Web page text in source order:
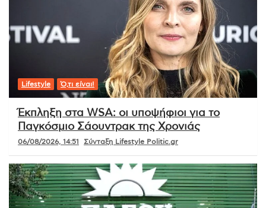
Lifestyle Ό,τι είναι!
Έκπληξη στα WSA: οι υποψήφιοι για το
Παγκόσμιο Σάουντρακ της Χρονιάς
06/08/2026, 14:51 Σύνταξη Lifestyle Politic.gr